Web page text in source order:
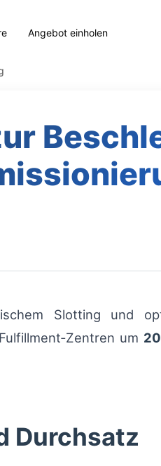
Angebot einholen
Slotting und
um
Durchsatz